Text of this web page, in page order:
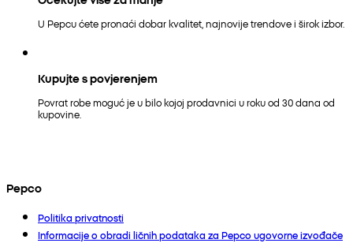
U Pepcu ćete pronaći dobar kvalitet, najnovije trendove i širok izbor.
Kupujte s povjerenjem
Povrat robe moguć je u bilo kojoj prodavnici u roku od 30 dana od
kupovine.
Pepco
Politika privatnosti
Informacije o obradi ličnih podataka za Pepco ugovorne izvođače